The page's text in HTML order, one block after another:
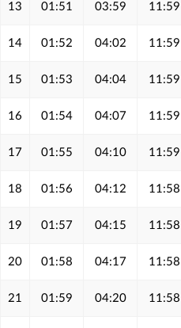
13 01:51 03:59 11:59
14 01:52 04:02 11:59
15 01:53 04:04 11:59
16 01:54 04:07 11:59
17 01:55 04:10 11:59
18 01:56 04:12 11:58
19 01:57 04:15 11:58
20 01:58 04:17 11:58
21 01:59 04:20 11:58